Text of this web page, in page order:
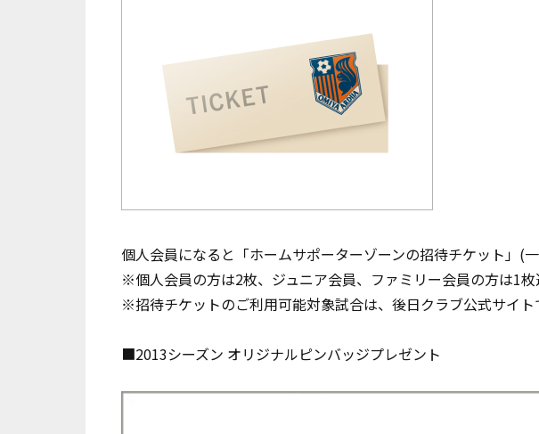
個人会員になると「ホームサポーターゾーンの招待チケット」(
※個人会員の方は2枚、ジュニア会員、ファミリー会員の方は1枚
※招待チケットのご利用可能対象試合は、後日クラブ公式サイト
■2013シーズン オリジナルピンバッジプレゼント